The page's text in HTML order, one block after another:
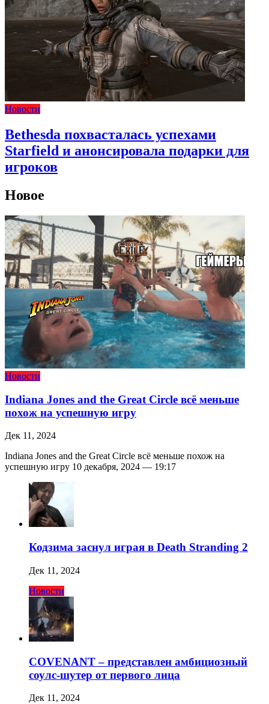
Новости
Bethesda похвасталась успехами
Starfield и анонсировала подарки для
игроков
Новое
Новости
Indiana Jones and the Great Circle всё меньше
похож на успешную игру
Дек 11, 2024
Indiana Jones and the Great Circle всё меньше похож на
успешную игру 10 декабря, 2024 — 19:17
Кодзима заснул играя в Death Stranding 2
Дек 11, 2024
Новости
COVENANT – представлен амбициозный
соулс-шутер от первого лица
Дек 11, 2024